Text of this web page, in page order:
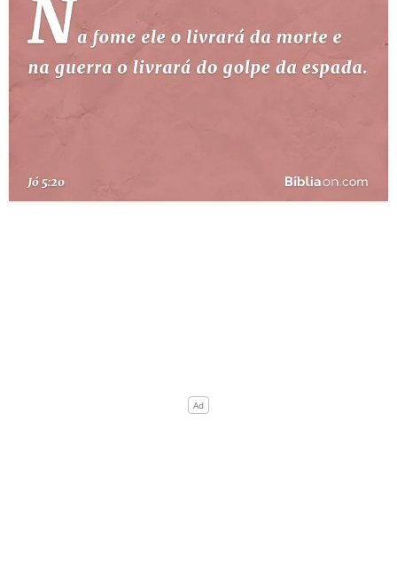
ESTUDOS BÍBLICOS
ESBOÇOS DE PREGAÇÃO
TERMO BÍBLICO